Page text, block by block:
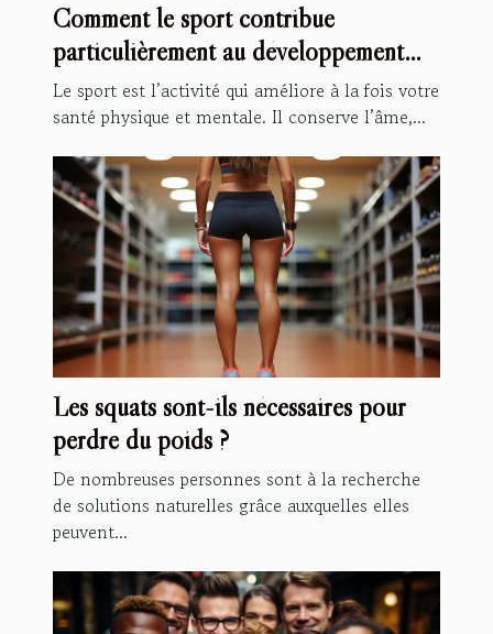
Comment le sport contribue
particulièrement au développement
personnel ?
Le sport est l’activité qui améliore à la fois votre
santé physique et mentale. Il conserve l’âme,...
Les squats sont-ils nécessaires pour
perdre du poids ?
De nombreuses personnes sont à la recherche
de solutions naturelles grâce auxquelles elles
peuvent...